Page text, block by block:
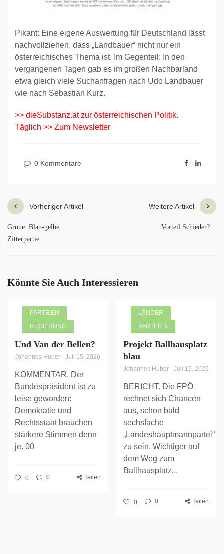
Pikant: Eine eigene Auswertung für Deutschland lässt
nachvollziehen, dass „Landbauer“ nicht nur ein
österreichisches Thema ist. Im Gegenteil: In den
vergangenen Tagen gab es im großen Nachbarland
etwa gleich viele Suchanfragen nach Udo Landbauer
wie nach Sebastian Kurz.
>> dieSubstanz.at zur österreichischen Politik.
Täglich >> Zum Newsletter
0 Kommentare
Vorheriger Artikel
Grüne: Blau-gelbe
Zitterpartie
Weitere Artikel
Vorteil Schieder?
Könnte Sie Auch Interessieren
PARTEIEN
REGIERUNG
Und Van der Bellen?
Johannes Huber - Juli 15, 2026
KOMMENTAR. Der
Bundespräsident ist zu
leise geworden:
Demokratie und
Rechtsstaat brauchen
stärkere Stimmen denn
je. 00
0 0 Teilen
LÄNDER
PARTEIEN
Projekt Ballhausplatz
blau
Johannes Huber - Juli 15, 2026
BERICHT. Die FPÖ
rechnet sich Chancen
aus, schon bald
sechsfache
„Landeshauptmannpartei“
zu sein. Wichtiger auf
dem Weg zum
Ballhausplatz...
0 0 Teilen